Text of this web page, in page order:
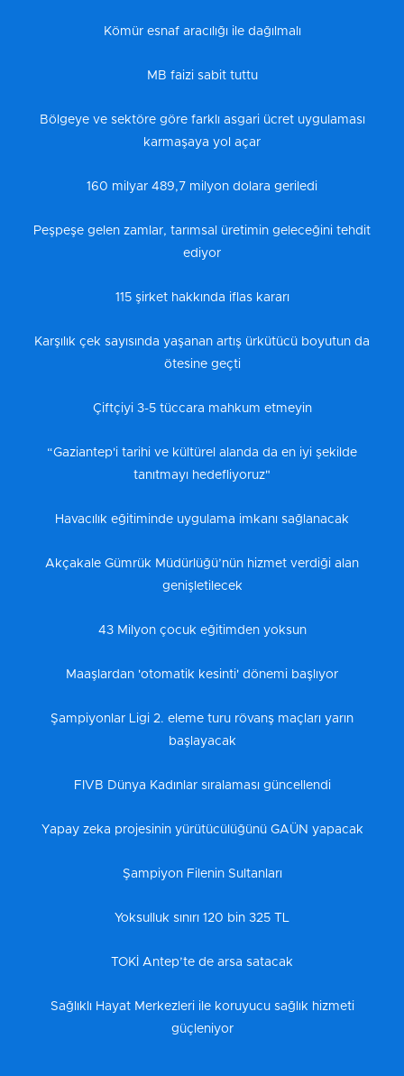
Kömür esnaf aracılığı ile dağılmalı
MB faizi sabit tuttu
Bölgeye ve sektöre göre farklı asgari ücret uygulaması
karmaşaya yol açar
160 milyar 489,7 milyon dolara geriledi
Peşpeşe gelen zamlar, tarımsal üretimin geleceğini tehdit
ediyor
115 şirket hakkında iflas kararı
Karşılık çek sayısında yaşanan artış ürkütücü boyutun da
ötesine geçti
Çiftçiyi 3-5 tüccara mahkum etmeyin
“Gaziantep'i tarihi ve kültürel alanda da en iyi şekilde
tanıtmayı hedefliyoruz"
Havacılık eğitiminde uygulama imkanı sağlanacak
Akçakale Gümrük Müdürlüğü’nün hizmet verdiği alan
genişletilecek
43 Milyon çocuk eğitimden yoksun
Maaşlardan 'otomatik kesinti' dönemi başlıyor
Şampiyonlar Ligi 2. eleme turu rövanş maçları yarın
başlayacak
FIVB Dünya Kadınlar sıralaması güncellendi
Yapay zeka projesinin yürütücülüğünü GAÜN yapacak
Şampiyon Filenin Sultanları
Yoksulluk sınırı 120 bin 325 TL
TOKİ Antep’te de arsa satacak
Sağlıklı Hayat Merkezleri ile koruyucu sağlık hizmeti
güçleniyor